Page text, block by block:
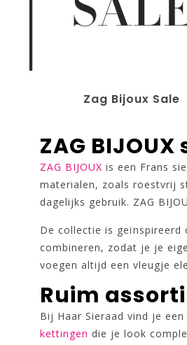
Zag Bijoux Sale
ZAG
ZAG BIJOUX is een Frans
materialen, zoals roestvrij
dagelijks gebruik. ZAG
De collectie is geïnspireerd
combineren, zodat je je
voegen altijd een vleugje
Ruim
Bij Haar Sieraad vind je
kettingen die je look